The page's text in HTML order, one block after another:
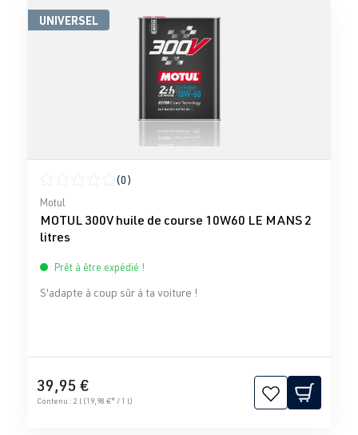
UNIVERSEL
Note moyenne de 0 sur 5 étoiles
(0)
Motul
MOTUL 300V huile de course 10W60 LE MANS 2
litres
Prêt à être expédié !
S'adapte à coup sûr à ta voiture !
39,95 €
Contenu : 2 l (19,98 €* / 1 l)